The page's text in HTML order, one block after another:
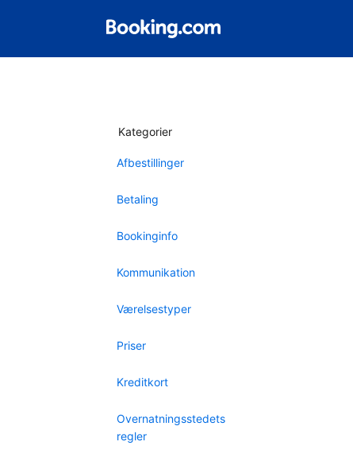
Kategorier
Afbestillinger
Betaling
Bookinginfo
Kommunikation
Værelsestyper
Priser
Kreditkort
Overnatningsstedets
regler